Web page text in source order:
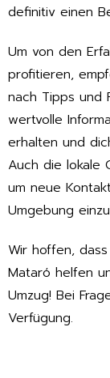
definitiv einen
Um von den
profitieren,
nach Tipps und
wertvolle
erhalten und
Auch die lokale
um neue
Umgebung
Wir hoffen,
Mataró helfen
Umzug! Bei
Verfügung.